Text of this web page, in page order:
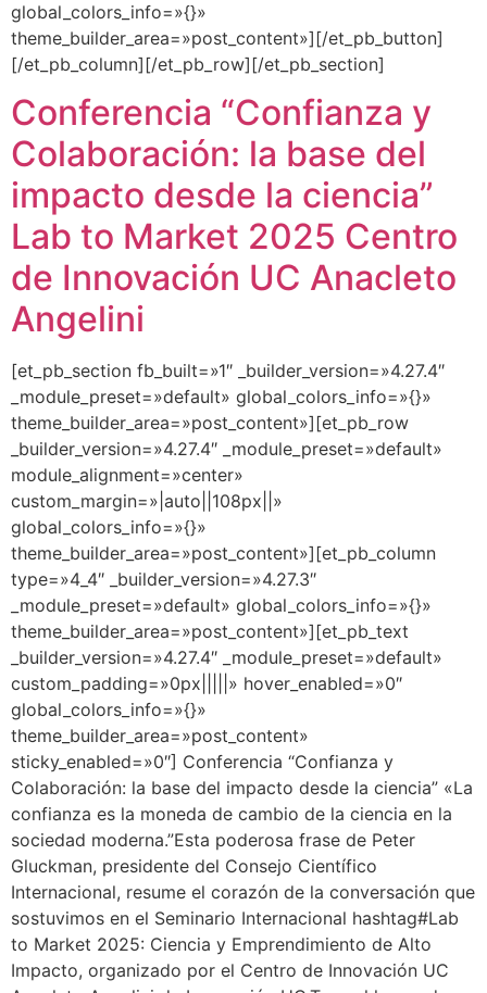
global_colors_info=»{}»
theme_builder_area=»post_content»][/et_pb_button]
[/et_pb_column][/et_pb_row][/et_pb_section]
Conferencia “Confianza y
Colaboración: la base del
impacto desde la ciencia”
Lab to Market 2025 Centro
de Innovación UC Anacleto
Angelini
[et_pb_section fb_built=»1″ _builder_version=»4.27.4″
_module_preset=»default» global_colors_info=»{}»
theme_builder_area=»post_content»][et_pb_row
_builder_version=»4.27.4″ _module_preset=»default»
module_alignment=»center»
custom_margin=»|auto||108px||»
global_colors_info=»{}»
theme_builder_area=»post_content»][et_pb_column
type=»4_4″ _builder_version=»4.27.3″
_module_preset=»default» global_colors_info=»{}»
theme_builder_area=»post_content»][et_pb_text
_builder_version=»4.27.4″ _module_preset=»default»
custom_padding=»0px|||||» hover_enabled=»0″
global_colors_info=»{}»
theme_builder_area=»post_content»
sticky_enabled=»0″] Conferencia “Confianza y
Colaboración: la base del impacto desde la ciencia” «La
confianza es la moneda de cambio de la ciencia en la
sociedad moderna.”Esta poderosa frase de Peter
Gluckman, presidente del Consejo Científico
Internacional, resume el corazón de la conversación que
sostuvimos en el Seminario Internacional hashtag#Lab
to Market 2025: Ciencia y Emprendimiento de Alto
Impacto, organizado por el Centro de Innovación UC